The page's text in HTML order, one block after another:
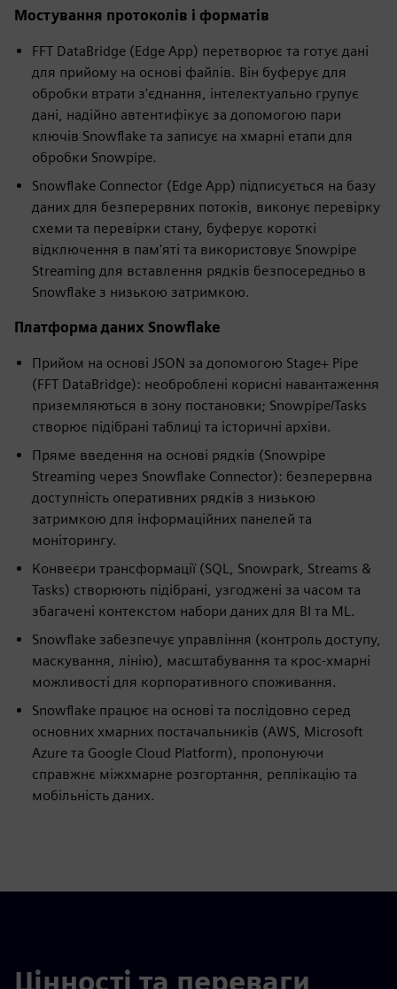
Мостування протоколів і форматів
FFT DataBridge (Edge App) перетворює та готує дані
для прийому на основі файлів. Він буферує для
обробки втрати з'єднання, інтелектуально групує
дані, надійно автентифікує за допомогою пари
ключів Snowflake та записує на хмарні етапи для
обробки Snowpipe.
Snowflake Connector (Edge App) підписується на базу
даних для безперервних потоків, виконує перевірку
схеми та перевірки стану, буферує короткі
відключення в пам'яті та використовує Snowpipe
Streaming для вставлення рядків безпосередньо в
Snowflake з низькою затримкою.
Платформа даних Snowflake
Прийом на основі JSON за допомогою Stage+ Pipe
(FFT DataBridge): необроблені корисні навантаження
приземляються в зону постановки; Snowpipe/Tasks
створює підібрані таблиці та історичні архіви.
Пряме введення на основі рядків (Snowpipe
Streaming через Snowflake Connector): безперервна
доступність оперативних рядків з низькою
затримкою для інформаційних панелей та
моніторингу.
Конвеєри трансформації (SQL, Snowpark, Streams &
Tasks) створюють підібрані, узгоджені за часом та
збагачені контекстом набори даних для BI та ML.
Snowflake забезпечує управління (контроль доступу,
маскування, лінію), масштабування та крос-хмарні
можливості для корпоративного споживання.
Snowflake працює на основі та послідовно серед
основних хмарних постачальників (AWS, Microsoft
Azure та Google Cloud Platform), пропонуючи
справжнє міжхмарне розгортання, реплікацію та
мобільність даних.
Цінності та переваги